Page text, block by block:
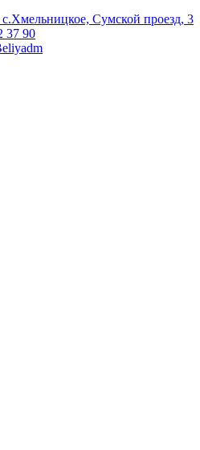
Сумской проезд, 3
37 90